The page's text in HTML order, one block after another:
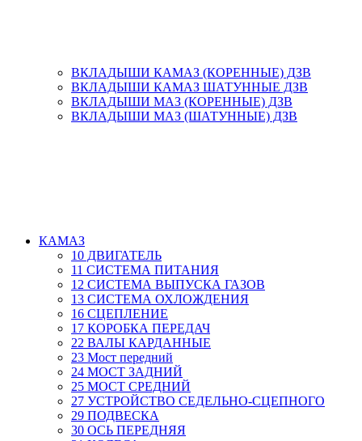
ВКЛАДЫШИ КАМАЗ (КОРЕННЫЕ) ДЗВ
ВКЛАДЫШИ КАМАЗ ШАТУННЫЕ ДЗВ
ВКЛАДЫШИ МАЗ (КОРЕННЫЕ) ДЗВ
ВКЛАДЫШИ МАЗ (ШАТУННЫЕ) ДЗВ
КАМАЗ
10 ДВИГАТЕЛЬ
11 СИСТЕМА ПИТАНИЯ
12 СИСТЕМА ВЫПУСКА ГАЗОВ
13 СИСТЕМА ОХЛОЖДЕНИЯ
16 СЦЕПЛЕНИЕ
17 КОРОБКА ПЕРЕДАЧ
22 ВАЛЫ КАРДАННЫЕ
23 Мост передний
24 МОСТ ЗАДНИЙ
25 МОСТ СРЕДНИЙ
27 УСТРОЙСТВО СЕДЕЛЬНО-СЦЕПНОГО
29 ПОДВЕСКА
30 ОСЬ ПЕРЕДНЯЯ